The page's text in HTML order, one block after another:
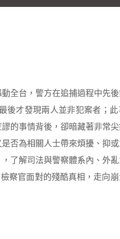
全台，警方在追捕過程中先
後才發現兩人並非犯案者；
的事情背後，卻暗藏著非常
否為相關人士帶來煩擾、抑
了解司法與警察體系內、外
察官面對的殘酷真相，走向